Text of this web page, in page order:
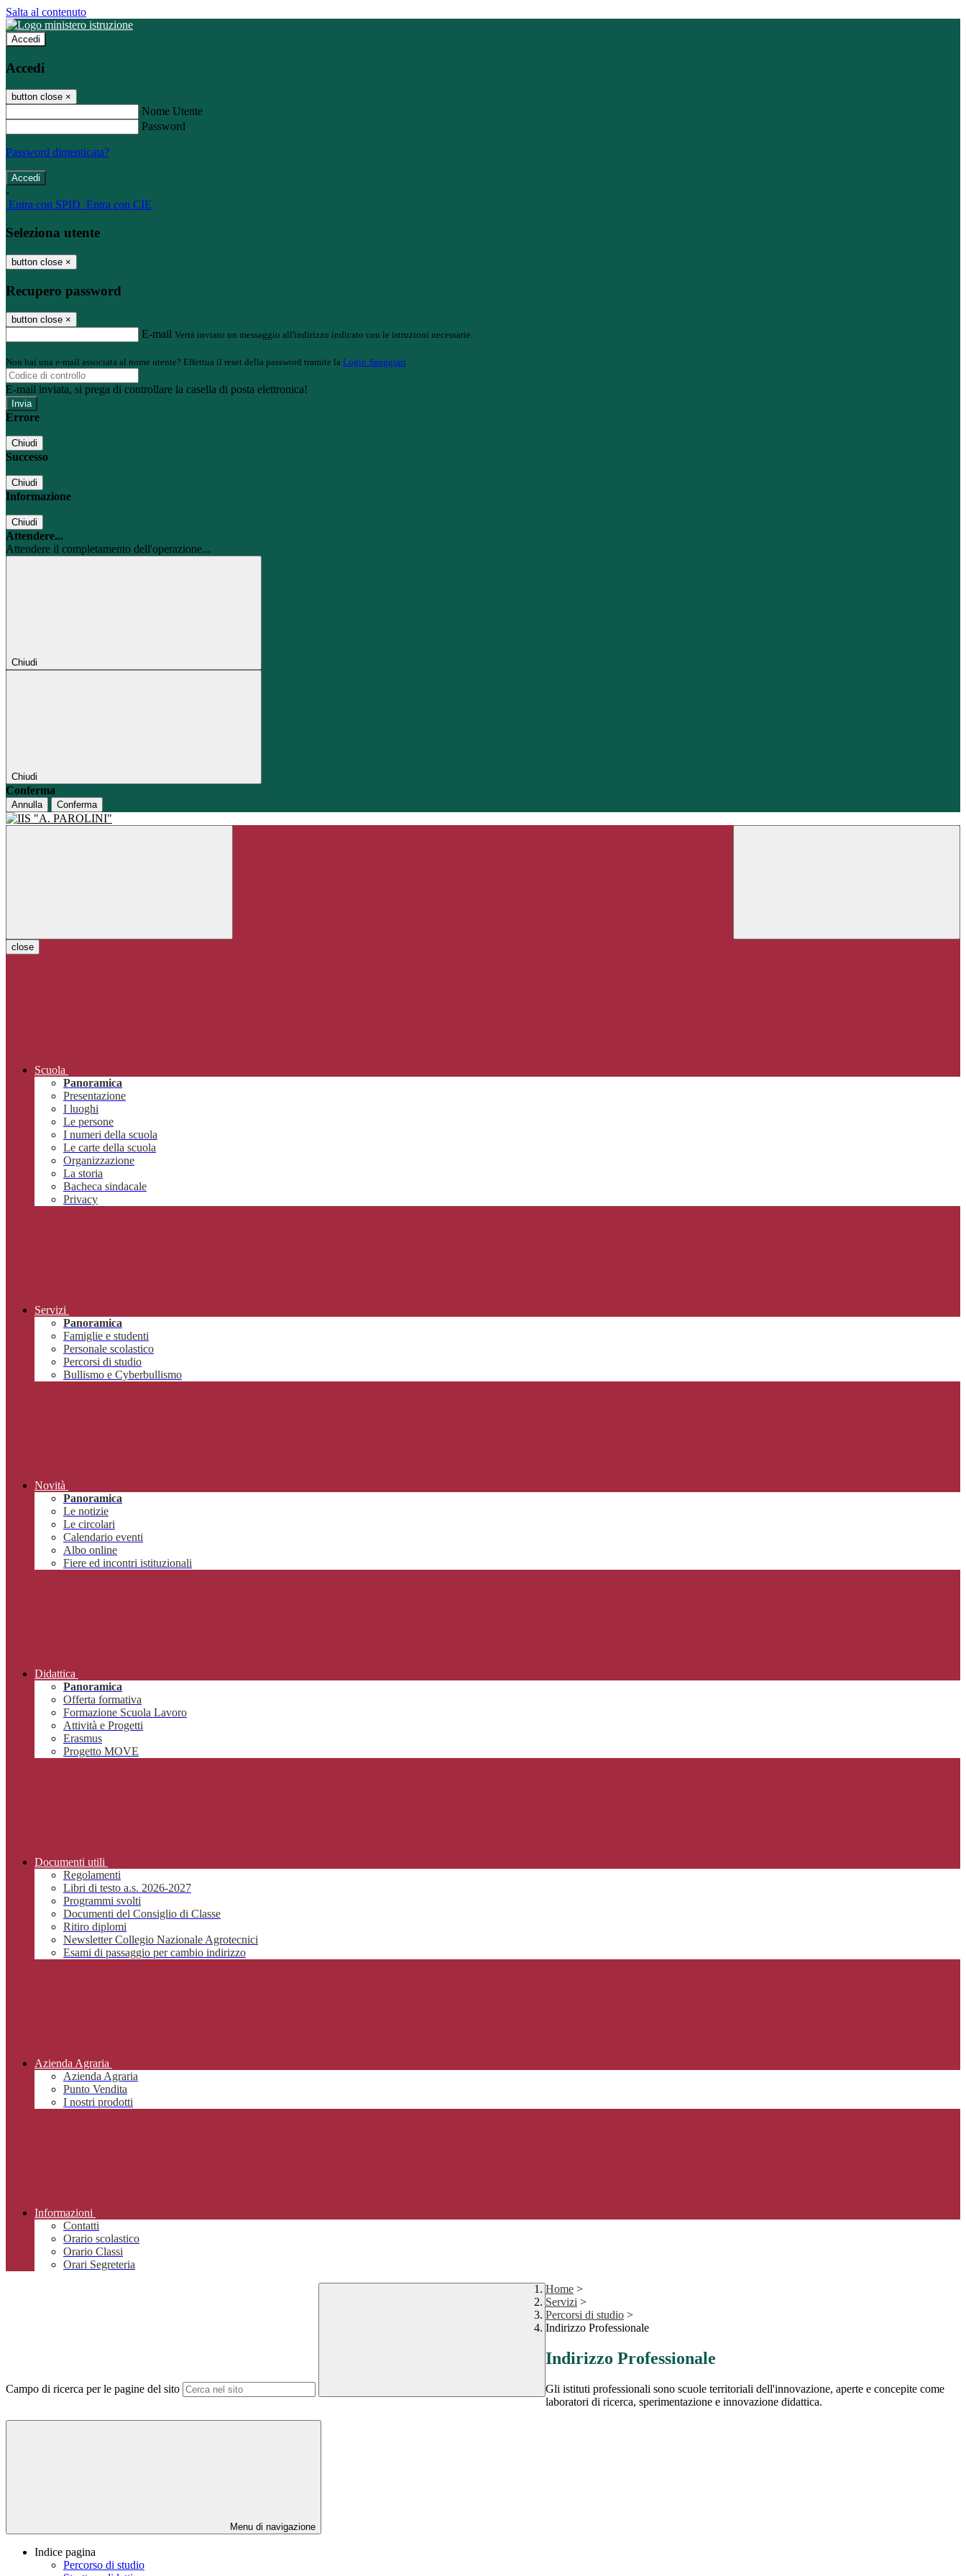
Salta al contenuto
Accedi
Accedi
button close ×
Nome Utente
Password
Password dimenticata?
-
Entra con SPID Entra con CIE
Seleziona utente
button close ×
Recupero password
button close ×
E-mail Verrà inviato un messaggio all'indirizzo indicato con le istruzioni necessarie.
Non hai una e-mail associata al nome utente? Effettua il reset della password tramite la Login Spaggiari
E-mail inviata, si prega di controllare la casella di posta elettronica!
Errore
Chiudi
Successo
Chiudi
Informazione
Chiudi
Attendere...
Attendere il completamento dell'operazione...
Chiudi
Chiudi
Conferma
Annulla Conferma
close
Scuola
Panoramica
Presentazione
I luoghi
Le persone
I numeri della scuola
Le carte della scuola
Organizzazione
La storia
Bacheca sindacale
Privacy
Servizi
Panoramica
Famiglie e studenti
Personale scolastico
Percorsi di studio
Bullismo e Cyberbullismo
Novità
Panoramica
Le notizie
Le circolari
Calendario eventi
Albo online
Fiere ed incontri istituzionali
Didattica
Panoramica
Offerta formativa
Formazione Scuola Lavoro
Attività e Progetti
Erasmus
Progetto MOVE
Documenti utili
Regolamenti
Libri di testo a.s. 2026-2027
Programmi svolti
Documenti del Consiglio di Classe
Ritiro diplomi
Newsletter Collegio Nazionale Agrotecnici
Esami di passaggio per cambio indirizzo
Azienda Agraria
Azienda Agraria
Punto Vendita
I nostri prodotti
Informazioni
Contatti
Orario scolastico
Orario Classi
Orari Segreteria
Campo di ricerca per le pagine del sito
Home >
Servizi >
Percorsi di studio >
Indirizzo Professionale
Indirizzo Professionale
Gli istituti professionali sono scuole territoriali dell'innovazione, aperte e concepite come
laboratori di ricerca, sperimentazione e innovazione didattica.
Menu di navigazione
Indice pagina
Percorso di studio